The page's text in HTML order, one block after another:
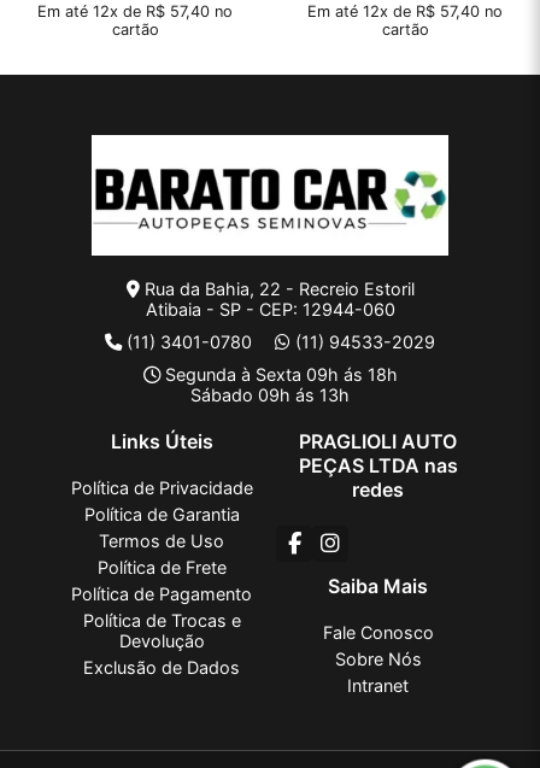
Em até 12x de R$ 57,40 no
cartão
Em até 12x de R$ 57,40 no
cartão
Rua da Bahia, 22 - Recreio Estoril
Atibaia - SP - CEP: 12944-060
(11) 3401-0780
(11) 94533-2029
Segunda à Sexta 09h ás 18h
Sábado 09h ás 13h
Links Úteis
Política de Privacidade
Política de Garantia
Termos de Uso
Política de Frete
Política de Pagamento
Política de Trocas e
Devolução
Exclusão de Dados
PRAGLIOLI AUTO
PEÇAS LTDA nas
redes
Saiba Mais
Fale Conosco
Sobre Nós
Intranet